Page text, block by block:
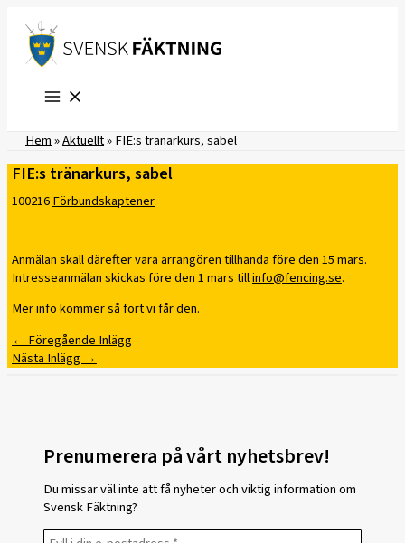
innehåll
Hem»Aktuellt»FIE:s tränarkurs, sabel
FIE:s tränarkurs, sabel
100216Förbundskaptener
Anmälan skall därefter vara arrangören tillhanda före den 15 mars.
Intresseanmälan skickas före den 1 mars tillinfo@fencing.se.
Mer info kommer så fort vi får den.
← Föregående Inlägg
Nästa Inlägg →
Prenumerera på vårt nyhetsbrev!
Du missar väl inte att få nyheter och viktig information om
Svensk Fäktning?